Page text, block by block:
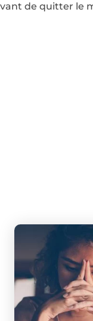
de quitter le